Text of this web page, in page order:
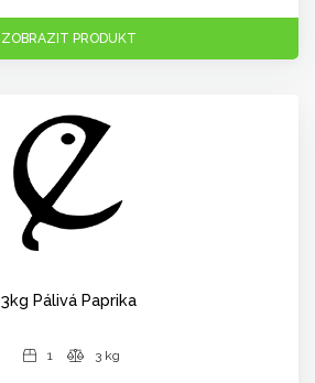
ZOBRAZIT PRODUKT
3kg Pálivá Paprika
1 3 kg